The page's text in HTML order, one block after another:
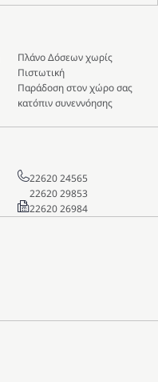
Πλάνο Δόσεων χωρίς
Πιστωτική
Παράδοση στον χώρο σας
κατόπιν συνεννόησης
22620 24565
22620 29853
22620 26984